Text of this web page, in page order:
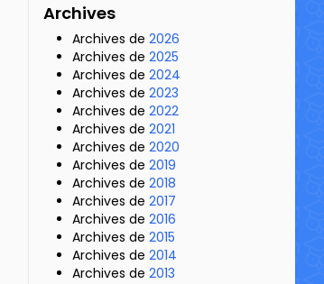
Archives
Archives de 2026
Archives de 2025
Archives de 2024
Archives de 2023
Archives de 2022
Archives de 2021
Archives de 2020
Archives de 2019
Archives de 2018
Archives de 2017
Archives de 2016
Archives de 2015
Archives de 2014
Archives de 2013